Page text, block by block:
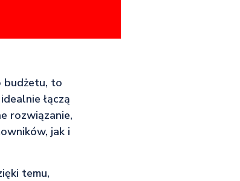
budżetu, to
łączą
rozwiązanie,
jak i
temu,